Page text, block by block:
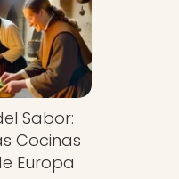
Sabor:
Cocinas
Europa